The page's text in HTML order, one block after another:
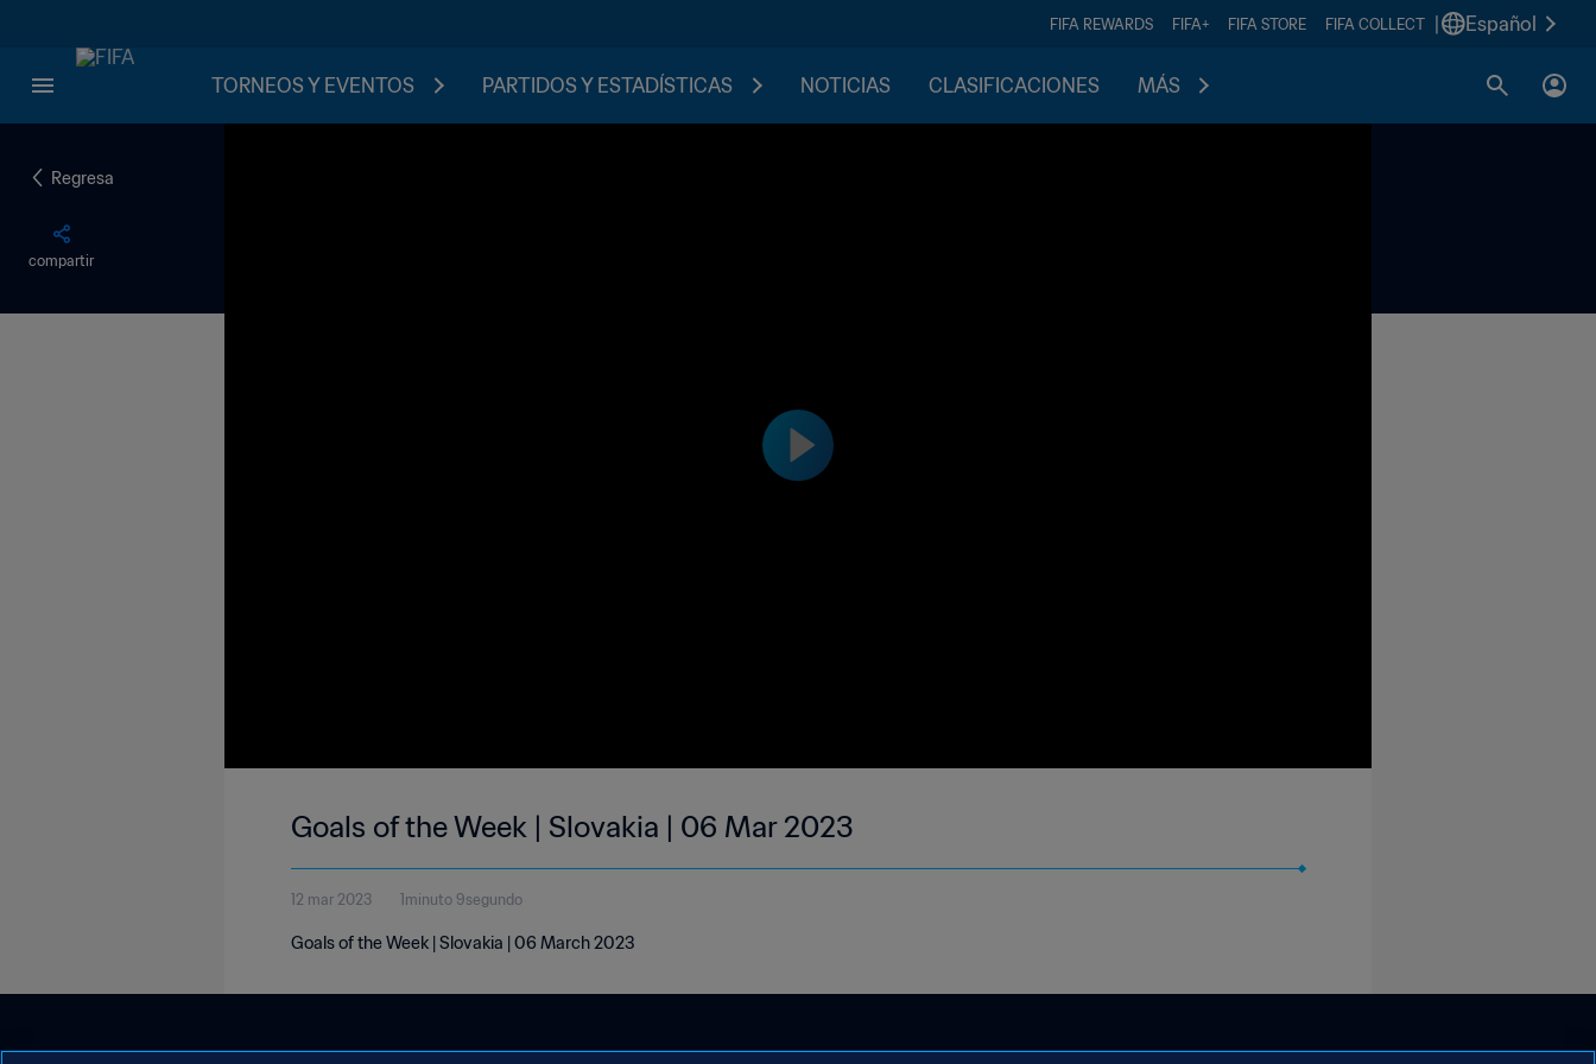
FIFA REWARDS FIFA+ FIFA STORE FIFA COLLECT Español
TORNEOS Y EVENTOS PARTIDOS Y ESTADÍSTICAS NOTICIAS CLASIFICACIONES MÁS
Regresa
compartir
Goals of the Week | Slovakia | 06 Mar 2023
12 mar 2023 1minuto 9segundo
Goals of the Week | Slovakia | 06 March 2023